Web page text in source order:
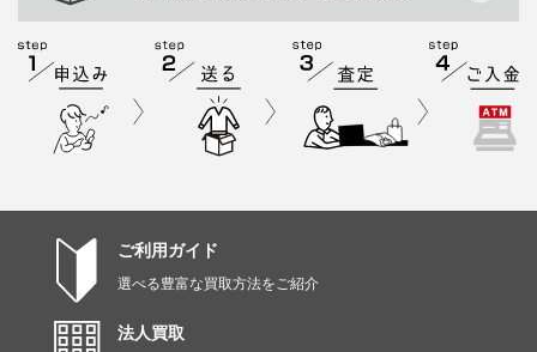
ご利用ガイド
選べる豊富な買取方法をご紹介
法人買取